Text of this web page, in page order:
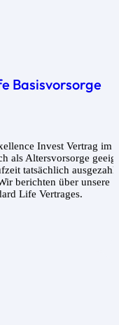
Basisvorsorge
Invest Vertrag im
als Altersvorsorge
tatsächlich
berichten über unsere
Life Vertrages.